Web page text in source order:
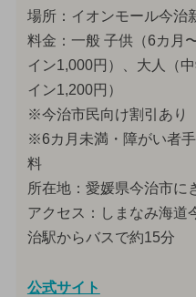
場所：イオンモール今治
料金：一般 子供（6カ月
イン1,000円）、大人（
イン1,200円）
※今治市民向け割引あり
※6カ月未満・障がい者
料
所在地：愛媛県今治市に
アクセス：しまなみ海道
治駅からバスで約15分
公式サイト